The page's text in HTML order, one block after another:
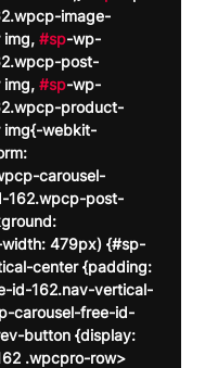
image-
img, #sp-wp-
post-
img, #sp-wp-
product-
img{-webkit-
carousel-
162.wpcp-post-
width: 479px) {#sp-
center {padding:
id-162.nav-vertical-
carousel-free-id-
button {display:
.wpcpro-row>